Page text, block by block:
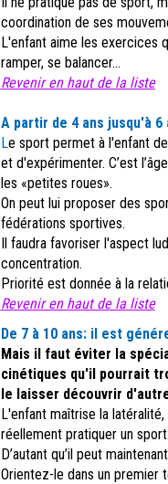
coordination de ses
L'enfant aime les exercices
ramper, se balancer...
Revenir en haut de la liste
A partir de 4 ans jusqu'à 6
Le sport permet à l'enfant
et d'expérimenter. C’est
les «petites roues».
On peut lui proposer des
fédérations sportives.
Il faudra favoriser l'aspect
concentration.
Priorité est donnée à la
Revenir en haut de la liste
De 7 à 10 ans: il est
Mais il faut éviter la
cinétiques qu'il pourrait
le laisser découvrir
L'enfant maîtrise la
réellement pratiquer un sport.
D’autant qu’il peut
Orientez-le dans un premier